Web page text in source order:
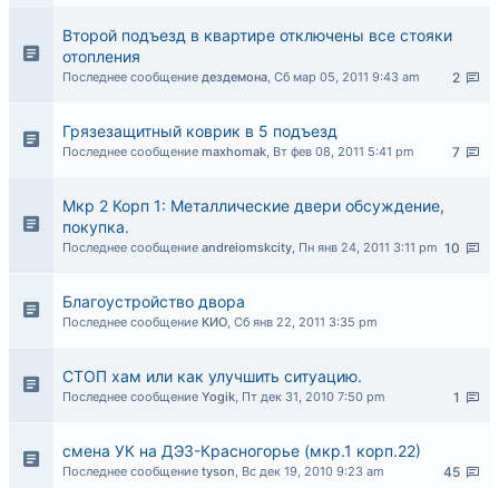
Второй подъезд в квартире отключены все стояки
отопления
2
Последнее сообщение дездемона, Сб мар 05, 2011 9:43 am
Грязезащитный коврик в 5 подъезд
7
Последнее сообщение maxhomak, Вт фев 08, 2011 5:41 pm
Мкр 2 Корп 1: Металлические двери обсуждение,
покупка.
10
Последнее сообщение andreiomskcity, Пн янв 24, 2011 3:11 pm
Благоустройство двора
Последнее сообщение КИО, Сб янв 22, 2011 3:35 pm
СТОП хам или как улучшить ситуацию.
1
Последнее сообщение Yogik, Пт дек 31, 2010 7:50 pm
смена УК на ДЭЗ-Красногорье (мкр.1 корп.22)
45
Последнее сообщение tyson, Вс дек 19, 2010 9:23 am